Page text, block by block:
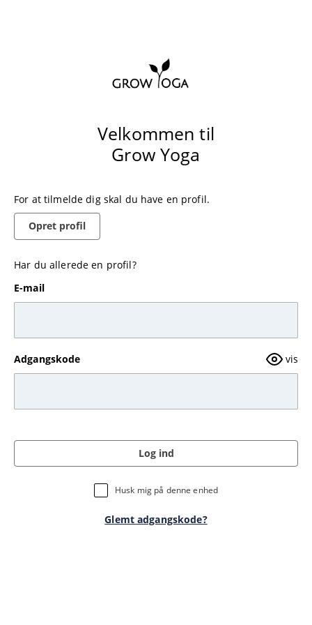
Velkommen til
Grow Yoga
For at tilmelde dig skal du have en profil.
Opret profil
Har du allerede en profil?
E-mail
Adgangskode vis
Log ind
Husk mig på denne enhed
Glemt adgangskode?